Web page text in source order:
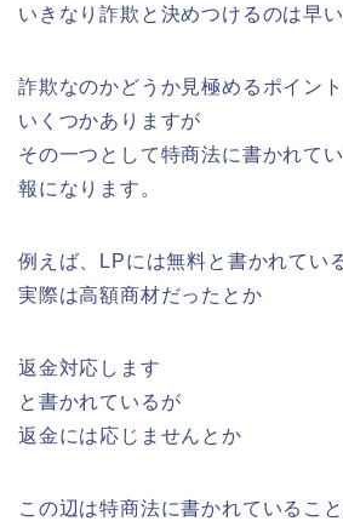
いきなり詐欺と決めつけるのは早い
詐欺なのかどうか見極めるポイン
いくつかありますが
その一つとして特商法に書かれて
報になります。
例えば、LPには無料と書かれてい
実際は高額商材だったとか
返金対応します
と書かれているが
返金には応じませんとか
この辺は特商法に書かれていること